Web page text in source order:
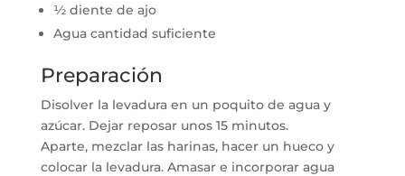
½ diente de ajo
Agua cantidad suficiente
Preparación
Disolver la levadura en un poquito de agua y
azúcar. Dejar reposar unos 15 minutos.
Aparte, mezclar las harinas, hacer un hueco y
colocar la levadura. Amasar e incorporar agua